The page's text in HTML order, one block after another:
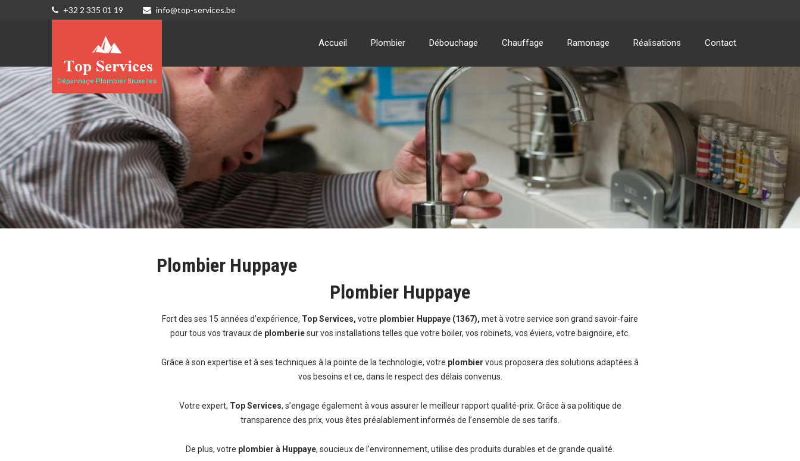
+32 2 335 01 19 info@top-services.be
Dépannage Plombier Bruxelles
Accueil Plombier Débouchage Chauffage Ramonage Réalisations Contact
Plombier Huppaye
Plombier Huppaye
Fort des ses 15 années d’expérience, Top Services, votre plombier Huppaye (1367), met à votre service son grand savoir-faire
pour tous vos travaux de plomberiesur vos installations telles que votre boiler, vos robinets, vos éviers, votre baignoire, etc.
Grâce à son expertise et à ses techniques à la pointe de la technologie, votre plombier vous proposera des solutions adaptées à
vos besoins et ce, dans le respect des délais convenus.
Votre expert, Top Services, s’engage également à vous assurer le meilleur rapport qualité-prix. Grâce à sa politique de
transparence des prix, vous êtes préalablement informés de l’ensemble de ses tarifs.
De plus, votre plombier à Huppaye, soucieux de l’environnement, utilise des produits durables et de grande qualité.